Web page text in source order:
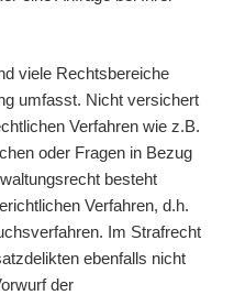
viele Rechtsbereiche
umfasst. Nicht versichert
Verfahren wie z.B.
oder Fragen in Bezug
besteht
Verfahren, d.h.
Im Strafrecht
ebenfalls nicht
der